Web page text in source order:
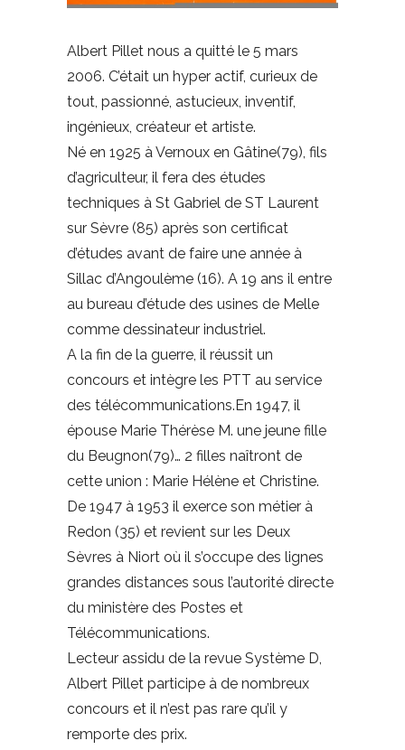
Albert Pillet nous a quitté le 5 mars
2006. C’était un hyper actif, curieux de
tout, passionné, astucieux, inventif,
ingénieux, créateur et artiste.
Né en 1925 à Vernoux en Gâtine(79), fils
d’agriculteur, il fera des études
techniques à St Gabriel de ST Laurent
sur Sèvre (85) après son certificat
d’études avant de faire une année à
Sillac d’Angoulème (16). A 19 ans il entre
au bureau d’étude des usines de Melle
comme dessinateur industriel.
A la fin de la guerre, il réussit un
concours et intègre les PTT au service
des télécommunications.En 1947, il
épouse Marie Thérèse M. une jeune fille
du Beugnon(79)… 2 filles naîtront de
cette union : Marie Hélène et Christine.
De 1947 à 1953 il exerce son métier à
Redon (35) et revient sur les Deux
Sèvres à Niort où il s’occupe des lignes
grandes distances sous l’autorité directe
du ministère des Postes et
Télécommunications.
Lecteur assidu de la revue Système D,
Albert Pillet participe à de nombreux
concours et il n’est pas rare qu’il y
remporte des prix.